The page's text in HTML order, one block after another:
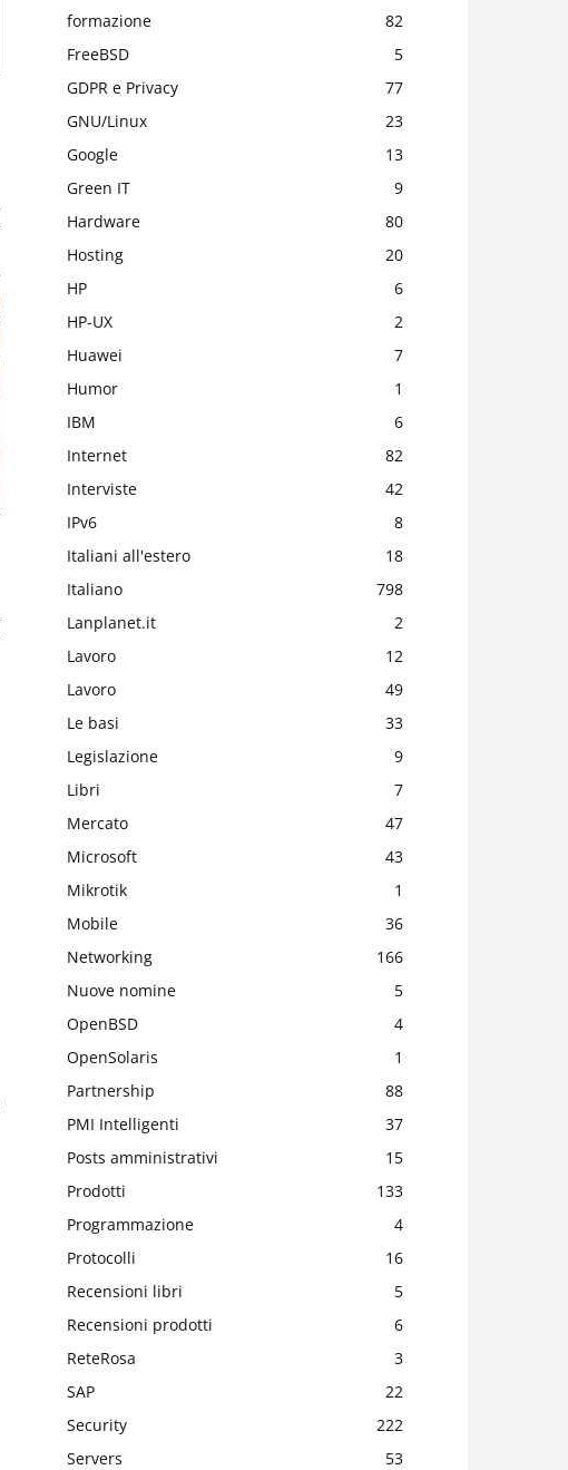
formazione
82
FreeBSD
5
GDPR e Privacy
77
GNU/Linux
23
Google
13
Green IT
9
Hardware
80
Hosting
20
HP
6
HP-UX
2
Huawei
7
Humor
1
IBM
6
Internet
82
Interviste
42
IPv6
8
Italiani all'estero
18
Italiano
798
Lanplanet.it
2
Lavoro
12
Lavoro
49
Le basi
33
Legislazione
9
Libri
7
Mercato
47
Microsoft
43
Mikrotik
1
Mobile
36
Networking
166
Nuove nomine
5
OpenBSD
4
OpenSolaris
1
Partnership
88
PMI Intelligenti
37
Posts amministrativi
15
Prodotti
133
Programmazione
4
Protocolli
16
Recensioni libri
5
Recensioni prodotti
6
ReteRosa
3
SAP
22
Security
222
Servers
53